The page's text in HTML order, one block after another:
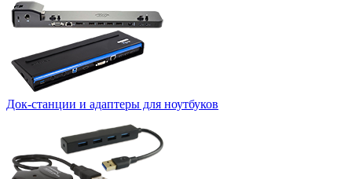
Док-станции и адаптеры для ноутбуков